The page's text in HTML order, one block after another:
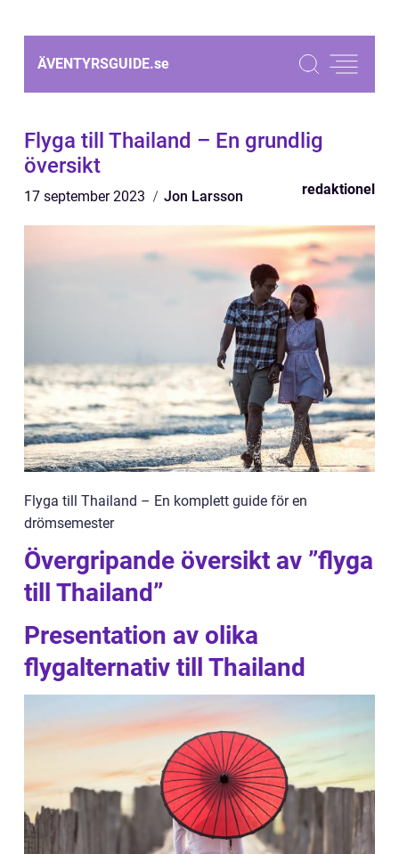
ÄVENTYRSGUIDE.se
Flyga till Thailand – En grundlig
översikt
17 september 2023 Jon Larsson redaktionel
Flyga till Thailand – En komplett guide för en
drömsemester
Övergripande översikt av ”flyga
till Thailand”
Presentation av olika
flygalternativ till Thailand